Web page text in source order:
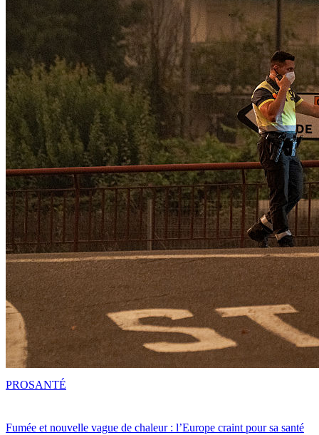
Fumée et nouvelle vague de chaleur : l’Europe craint pour sa santé
PROSANTÉ